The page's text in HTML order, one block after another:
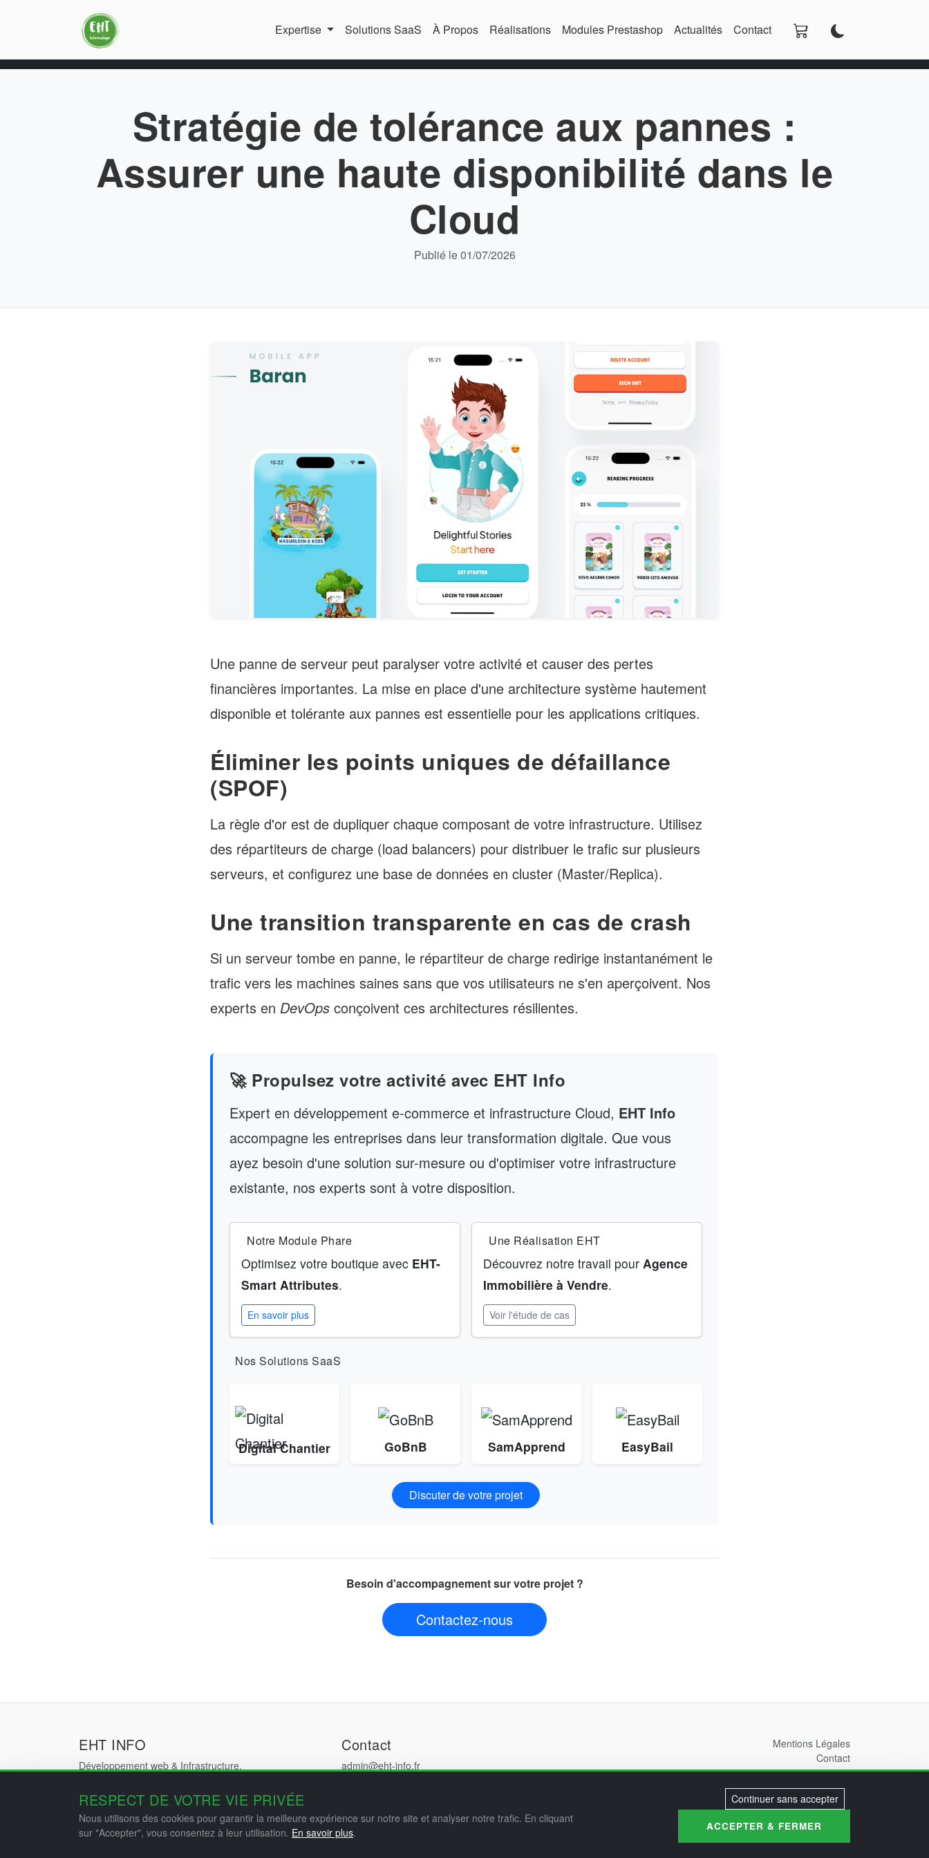
Expertise Solutions SaaS À Propos Réalisations Modules Prestashop Actualités Contact
Stratégie de tolérance aux pannes :
Assurer une haute disponibilité dans le
Cloud
Publié le 01/07/2026
Une panne de serveur peut paralyser votre activité et causer des pertes
financières importantes. La mise en place d'une architecture système hautement
disponible et tolérante aux pannes est essentielle pour les applications critiques.
Éliminer les points uniques de défaillance
(SPOF)
La règle d'or est de dupliquer chaque composant de votre infrastructure. Utilisez
des répartiteurs de charge (load balancers) pour distribuer le trafic sur plusieurs
serveurs, et configurez une base de données en cluster (Master/Replica).
Une transition transparente en cas de crash
Si un serveur tombe en panne, le répartiteur de charge redirige instantanément le
trafic vers les machines saines sans que vos utilisateurs ne s'en aperçoivent. Nos
experts en DevOps conçoivent ces architectures résilientes.
🚀 Propulsez votre activité avec EHT Info
Expert en développement e-commerce et infrastructure Cloud, EHT Info
accompagne les entreprises dans leur transformation digitale. Que vous
ayez besoin d'une solution sur-mesure ou d'optimiser votre infrastructure
existante, nos experts sont à votre disposition.
Notre Module Phare
Optimisez votre boutique avec EHT-
Smart Attributes.
En savoir plus
Une Réalisation EHT
Découvrez notre travail pour Agence
Immobilière à Vendre.
Voir l'étude de cas
Nos Solutions SaaS
Digital Chantier GoBnB SamApprend EasyBail
Discuter de votre projet
Besoin d'accompagnement sur votre projet ?
Contactez-nous
EHT INFO
Développement web & Infrastructure.
Contact
admin@eht-info.fr
Mentions Légales
Contact
RESPECT DE VOTRE VIE PRIVÉE
Nous utilisons des cookies pour garantir la meilleure expérience sur notre site et analyser notre trafic. En cliquant
sur "Accepter", vous consentez à leur utilisation. En savoir plus.
Continuer sans accepter
ACCEPTER & FERMER